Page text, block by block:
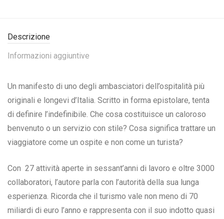
Descrizione
Informazioni aggiuntive
Un manifesto di uno degli ambasciatori dell’ospitalità più
originali e longevi d’Italia. Scritto in forma epistolare, tenta
di definire l’indefinibile. Che cosa costituisce un caloroso
benvenuto o un servizio con stile? Cosa significa trattare un
viaggiatore come un ospite e non come un turista?
Con 27 attività aperte in sessant’anni di lavoro e oltre 3000
collaboratori, l’autore parla con l’autorità della sua lunga
esperienza. Ricorda che il turismo vale non meno di 70
miliardi di euro l’anno e rappresenta con il suo indotto quasi